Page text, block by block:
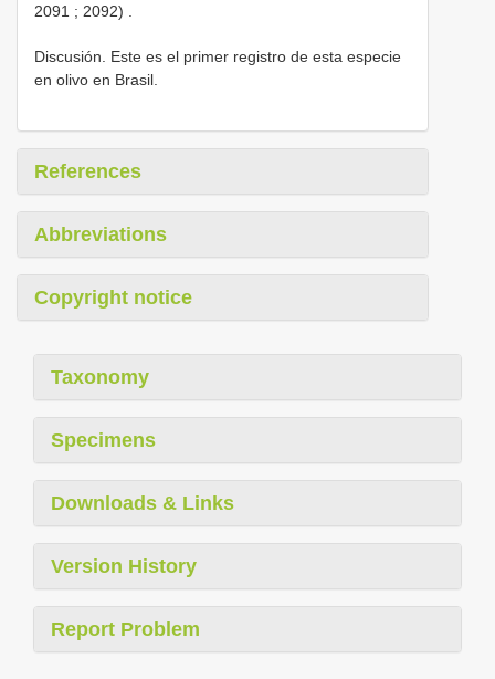
2091 ; 2092)
Discusión. Este es el primer registro de esta especie
en olivo en Brasil.
References
Abbreviations
Copyright notice
Taxonomy
Specimens
Downloads & Links
Version History
Report Problem